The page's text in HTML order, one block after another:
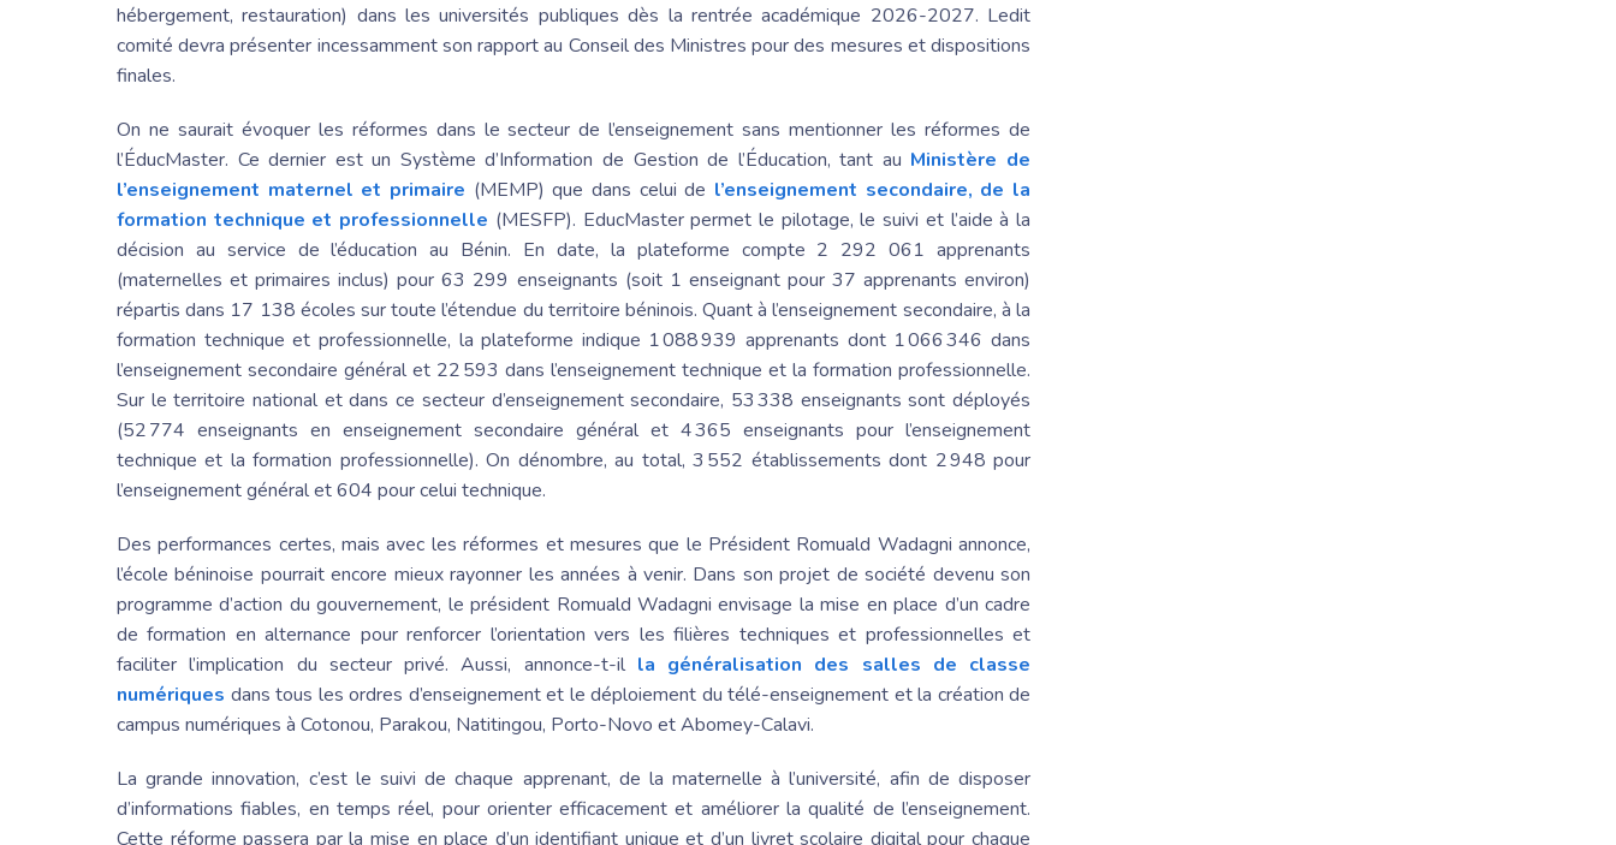
hébergement, restauration) dans les universités publiques dès la rentrée académique 2026-2027. Ledit
comité devra présenter incessamment son rapport au Conseil des Ministres pour des mesures et dispositions
finales.
On ne saurait évoquer les réformes dans le secteur de l’enseignement sans mentionner les réformes de
l’ÉducMaster. Ce dernier est un Système d’Information de Gestion de l’Éducation, tant au Ministère de
l’enseignement maternel et primaire (MEMP) que dans celui de l’enseignement secondaire, de la
formation technique et professionnelle (MESFP). EducMaster permet le pilotage, le suivi et l’aide à la
décision au service de l’éducation au Bénin. En date, la plateforme compte 2 292 061 apprenants
(maternelles et primaires inclus) pour 63 299 enseignants (soit 1 enseignant pour 37 apprenants environ)
répartis dans 17 138 écoles sur toute l’étendue du territoire béninois. Quant à l’enseignement secondaire, à la
formation technique et professionnelle, la plateforme indique 1 088 939 apprenants dont 1 066 346 dans
l’enseignement secondaire général et 22 593 dans l’enseignement technique et la formation professionnelle.
Sur le territoire national et dans ce secteur d’enseignement secondaire, 53 338 enseignants sont déployés
(52 774 enseignants en enseignement secondaire général et 4 365 enseignants pour l’enseignement
technique et la formation professionnelle). On dénombre, au total, 3 552 établissements dont 2 948 pour
l’enseignement général et 604 pour celui technique.
Des performances certes, mais avec les réformes et mesures que le Président Romuald Wadagni annonce,
l’école béninoise pourrait encore mieux rayonner les années à venir. Dans son projet de société devenu son
programme d’action du gouvernement, leprésident Romuald Wadagni envisage la mise en place d’un cadre
de formation en alternance pour renforcer l’orientation vers les filières techniques et professionnelles et
faciliter l’implication du secteur privé. Aussi, annonce-t-illa généralisation des salles de classe
numériques dans tous les ordres d’enseignement et le déploiement du télé-enseignement et la création de
campus numériques à Cotonou, Parakou, Natitingou, Porto-Novo et Abomey-Calavi.
La grande innovation, c’est le suivi de chaque apprenant, de la maternelle à l’université, afin de disposer
d’informations fiables, en temps réel, pour orienter efficacement et améliorer la qualité de l’enseignement.
Cette réforme passera par la mise en place d’un identifiant unique et d’un livret scolaire digital pour chaque